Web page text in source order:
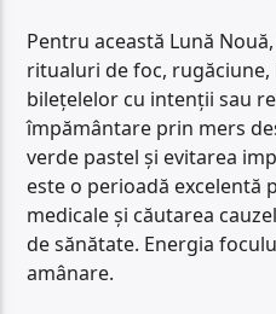
Pentru această Lună
ritualuri de foc,
bilețelelor cu intenții sau
împământare prin mers
verde pastel și evitarea
este o perioadă
medicale și căutarea
de sănătate. Energia
amânare.